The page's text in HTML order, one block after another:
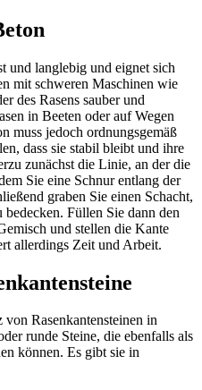
und langlebig und eignet sich
mit schweren Maschinen wie
des Rasens sauber und
in Beeten oder auf Wegen
muss jedoch ordnungsgemäß
dass sie stabil bleibt und ihre
zunächst die Linie, an der die
Sie eine Schnur entlang der
graben Sie einen Schacht,
Füllen Sie dann den
und stellen die Kante
allerdings Zeit und Arbeit.
Rasenkantensteinen in
runde Steine, die ebenfalls als
können. Es gibt sie in